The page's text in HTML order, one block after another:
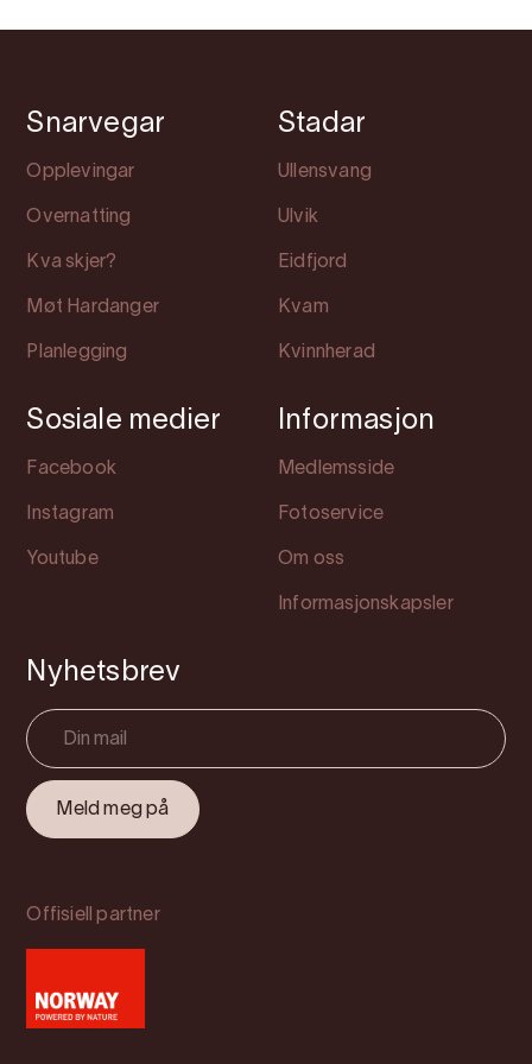
Snarvegar
Opplevingar
Overnatting
Kva skjer?
Møt Hardanger
Planlegging
Stadar
Ullensvang
Ulvik
Eidfjord
Kvam
Kvinnherad
Sosiale medier
Facebook
Instagram
Youtube
Informasjon
Medlemsside
Fotoservice
Om oss
Informasjonskapsler
Nyhetsbrev
Offisiell partner